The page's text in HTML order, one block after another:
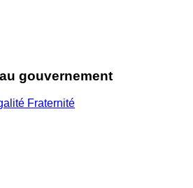
gouvernement